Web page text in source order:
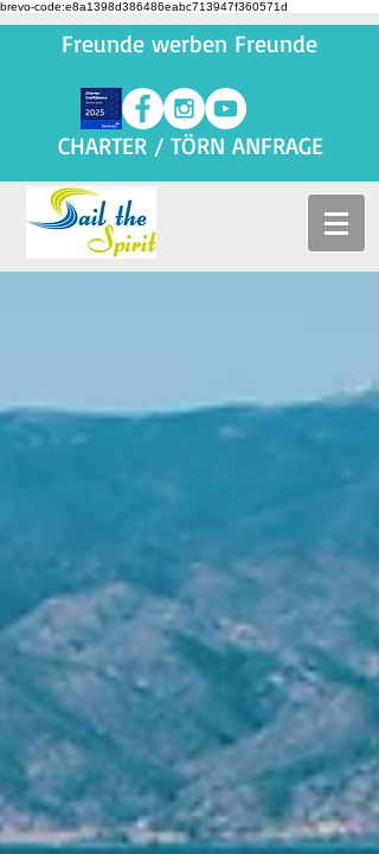
brevo-code:e8a1398d386486eabc713947f360571d
Freunde werben Freunde
CHARTER / TÖRN ANFRAGE